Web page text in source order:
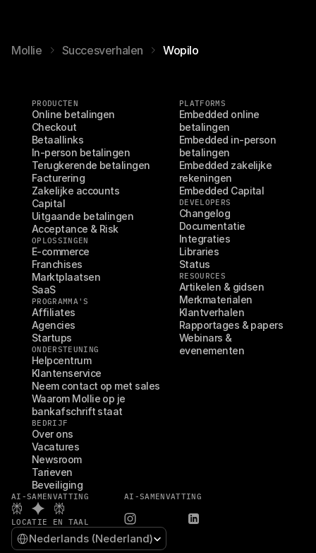
Mollie Succesverhalen Wopilo
PRODUCTEN
Online betalingen
Checkout
Betaallinks
In-person betalingen
Terugkerende betalingen
Facturering
Zakelijke accounts
Capital
Uitgaande betalingen
Acceptance & Risk
OPLOSSINGEN
E-commerce
Franchises
Marktplaatsen
SaaS
PROGRAMMA'S
Affiliates
Agencies
Startups
ONDERSTEUNING
Helpcentrum
Klantenservice
Neem contact op met sales
Waarom Mollie op je
bankafschrift staat
BEDRIJF
Over ons
Vacatures
Newsroom
Tarieven
Beveiliging
PLATFORMS
Embedded online
betalingen
Embedded in-person
betalingen
Embedded zakelijke
rekeningen
Embedded Capital
DEVELOPERS
Changelog
Documentatie
Integraties
Libraries
Status
RESOURCES
Artikelen & gidsen
Merkmaterialen
Klantverhalen
Rapportages & papers
Webinars &
evenementen
AI-SAMENVATTING AI-SAMENVATTING
LOCATIE EN TAAL
Select Language
Nederlands (Nederland)